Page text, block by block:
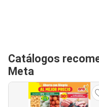
Catálogos
Meta